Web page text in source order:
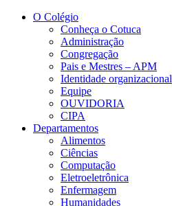
Conteúdo principal
O Colégio
Conheça o Cotuca
Administração
Congregação
Pais e Mestres – APM
Identidade organizacional
Equipe
OUVIDORIA
CIPA
Departamentos
Alimentos
Ciências
Computação
Eletroeletrônica
Enfermagem
Humanidades